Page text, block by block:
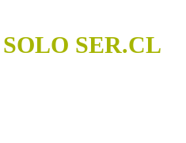
SER.CL